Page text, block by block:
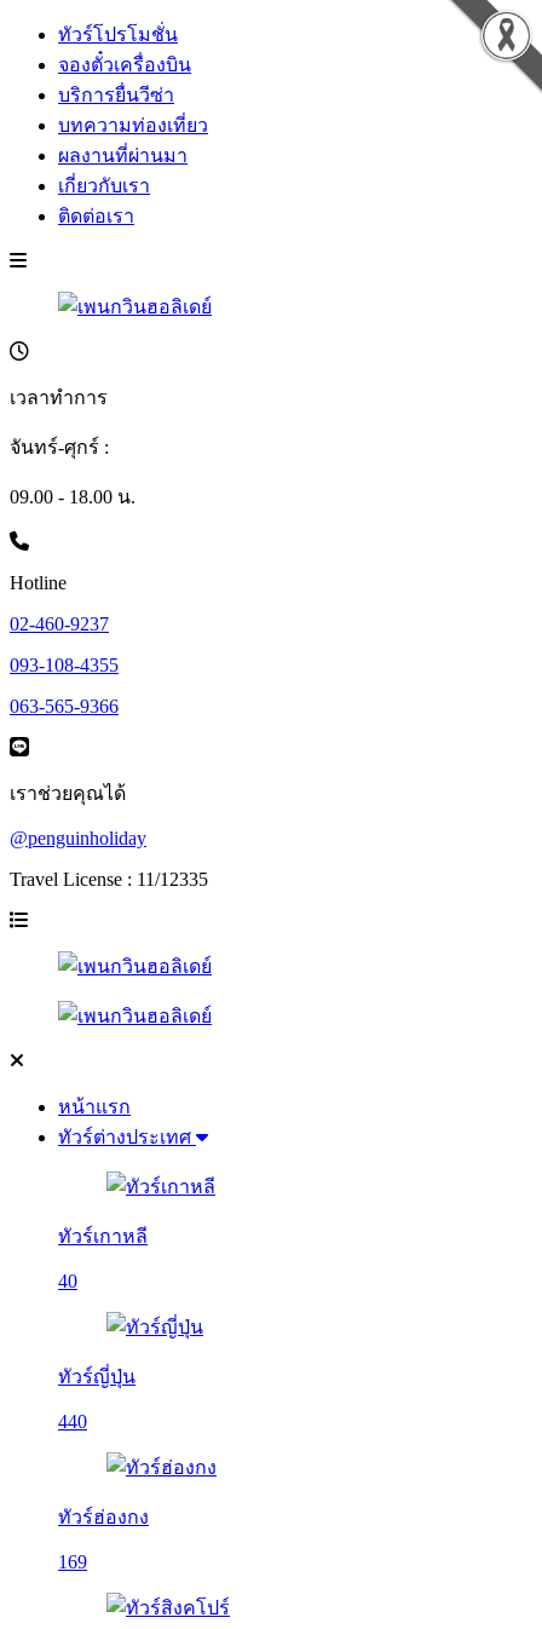
ทัวร์โปรโมชั่น
จองตั๋วเครื่องบิน
บริการยื่นวีซ่า
บทความท่องเที่ยว
ผลงานที่ผ่านมา
เกี่ยวกับเรา
ติดต่อเรา
เวลาทำการ
จันทร์-ศุกร์ :
09.00 - 18.00 น.
Hotline
02-460-9237
093-108-4355
063-565-9366
เราช่วยคุณได้
@penguinholiday
Travel License : 11/12335
หน้าแรก
ทัวร์ต่างประเทศ
ทัวร์เกาหลี
40
ทัวร์ญี่ปุ่น
440
ทัวร์ฮ่องกง
169